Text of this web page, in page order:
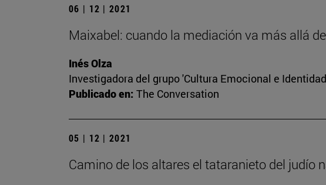
06 | 12 | 2021
Maixabel: cuando la mediación va más allá
Inés Olza
Investigadora del grupo 'Cultura Emocional e
Publicado en: The Conversation
05 | 12 | 2021
Camino de los altares el tataranieto del judío